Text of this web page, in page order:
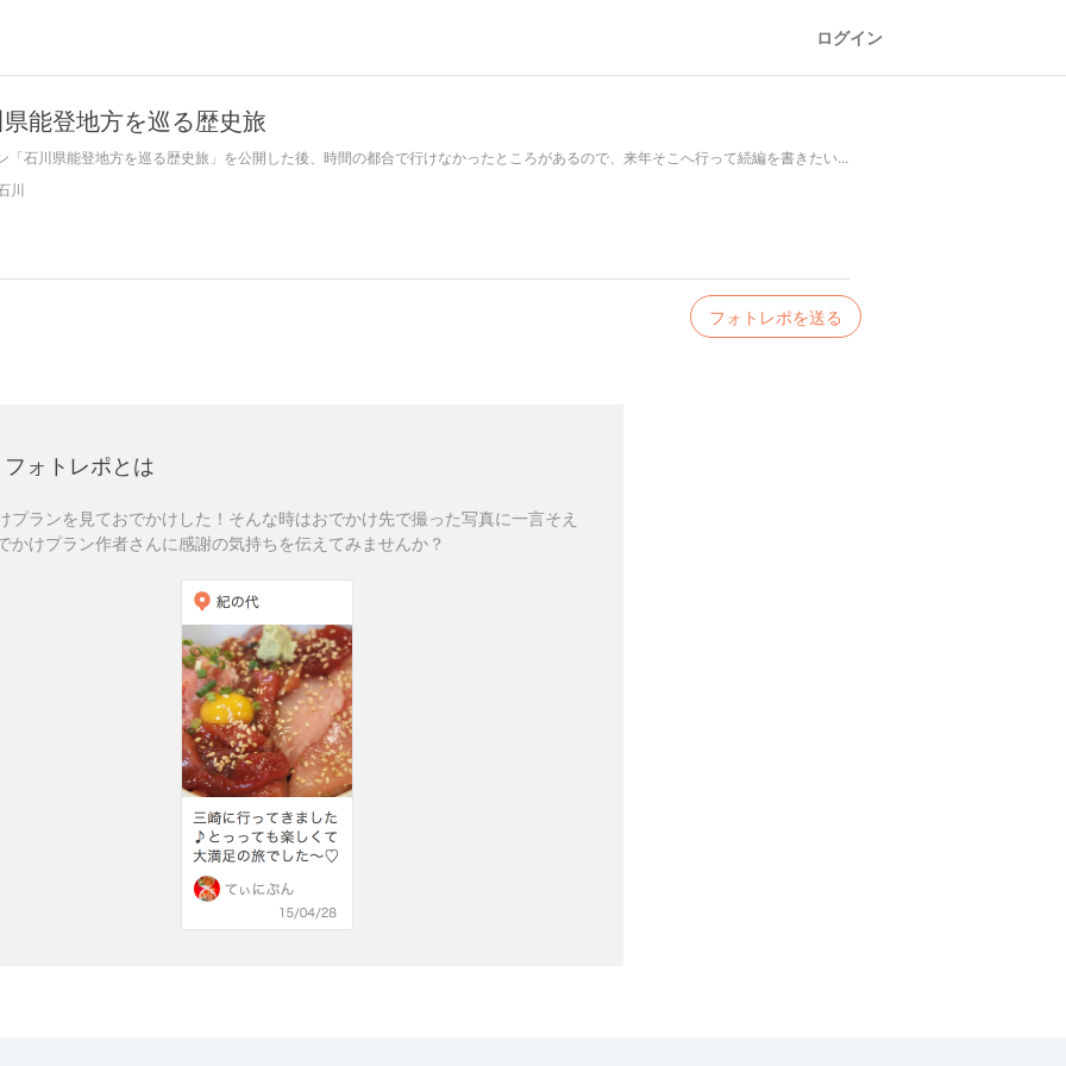
ログイン
能登地方を巡る歴史旅
「石川県能登地方を巡る歴史旅」を公開した後、時間の都合で行けなかったところがあるので、来年そこへ行って続編を書きたい...
川
フォトレポを送る
フォトレポとは
プランを見ておでかけした！そんな時はおでかけ先で撮った写真に一言そえ
かけプラン作者さんに感謝の気持ちを伝えてみませんか？